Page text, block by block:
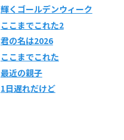
輝くゴールデンウィーク
ここまでこれた2
君の名は2026
ここまでこれた
最近の親子
1日遅れだけど